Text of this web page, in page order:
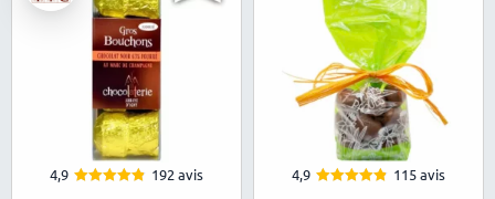
4,9 192 avis 4,9 115 avis